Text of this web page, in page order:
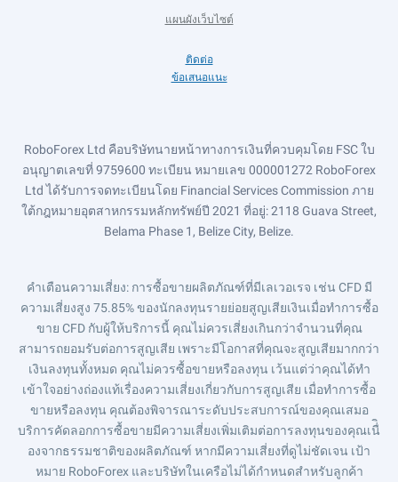
แผนผังเว็บไซต์
ติดต่อ
ข้อเสนอแนะ
RoboForex Ltd คือบริษัทนายหน้าทางการเงินที่ควบคุมโดย FSC ใบ
อนุญาตเลขที่ 9759600 ทะเบียน หมายเลข 000001272 RoboForex
Ltd ได้รับการจดทะเบียนโดย Financial Services Commission ภาย
ใต้กฎหมายอุตสาหกรรมหลักทรัพย์ปี 2021 ที่อยู่: 2118 Guava Street,
Belama Phase 1, Belize City, Belize.
คำเตือนความเสี่ยง: การซื้อขายผลิตภัณฑ์ที่มีเลเวอเรจ เช่น CFD มี
ความเสี่ยงสูง 75.85% ของนักลงทุนรายย่อยสูญเสียเงินเมื่อทำการซื้อ
ขาย CFD กับผู้ให้บริการนี้ คุณไม่ควรเสี่ยงเกินกว่าจำนวนที่คุณ
สามารถยอมรับต่อการสูญเสีย เพราะมีโอกาสที่คุณจะสูญเสียมากกว่า
เงินลงทุนทั้งหมด คุณไม่ควรซื้อขายหรือลงทุน เว้นแต่ว่าคุณได้ทำ
เข้าใจอย่างถ่องแท้เรื่องความเสี่ยงเกี่ยวกับการสูญเสีย เมื่อทำการซื้อ
ขายหรือลงทุน คุณต้องพิจารณาระดับประสบการณ์ของคุณเสมอ
บริการคัดลอกการซื้อขายมีความเสี่ยงเพิ่มเติมต่อการลงทุนของคุณเนื่ิ
องจากธรรมชาติของผลิตภัณฑ์ หากมีความเสี่ยงที่ดูไม่ชัดเจน เป้า
หมาย RoboForex และบริษัทในเครือไม่ได้กำหนดสำหรับลูกค้า